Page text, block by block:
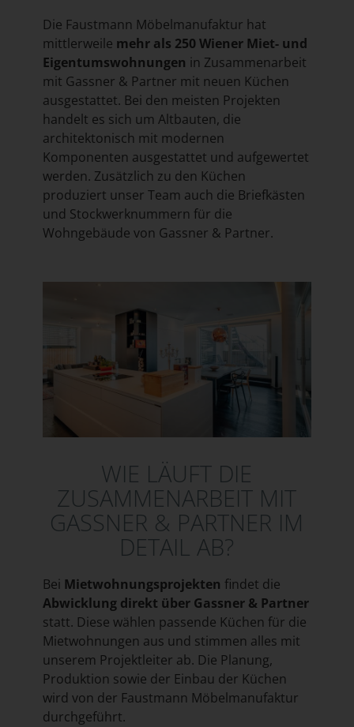
Die Faustmann Möbelmanufaktur hat
mittlerweile mehr als 250 Wiener Miet- und
Eigentumswohnungen in Zusammenarbeit
mit Gassner & Partner mit neuen Küchen
ausgestattet. Bei den meisten Projekten
handelt es sich um Altbauten, die
architektonisch mit modernen
Komponenten ausgestattet und aufgewertet
werden. Zusätzlich zu den Küchen
produziert unser Team auch die Briefkästen
und Stockwerknummern für die
Wohngebäude von Gassner & Partner.
WIE LÄUFT DIE
ZUSAMMENARBEIT MIT
GASSNER & PARTNER IM
DETAIL AB?
Bei Mietwohnungsprojekten findet die
Abwicklung direkt über Gassner & Partner
statt. Diese wählen passende Küchen für die
Mietwohnungen aus und stimmen alles mit
unserem Projektleiter ab. Die Planung,
Produktion sowie der Einbau der Küchen
wird von der Faustmann Möbelmanufaktur
durchgeführt.